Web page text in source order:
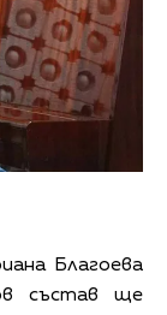
Благоева
състав ще